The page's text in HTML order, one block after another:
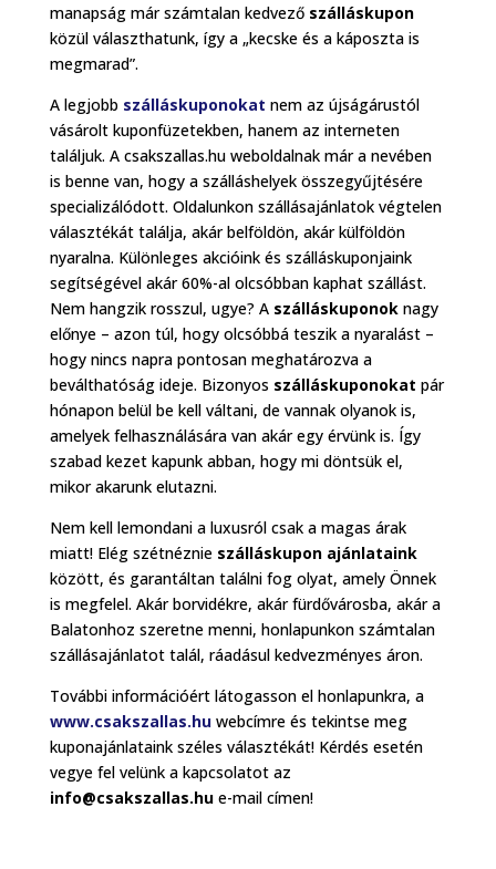
manapság már számtalan kedvező szálláskupon
közül választhatunk, így a „kecske és a káposzta is
megmarad”.
A legjobb szálláskuponokat nem az újságárustól
vásárolt kuponfüzetekben, hanem az interneten
találjuk. A csakszallas.hu weboldalnak már a nevében
is benne van, hogy a szálláshelyek összegyűjtésére
specializálódott. Oldalunkon szállásajánlatok végtelen
választékát találja, akár belföldön, akár külföldön
nyaralna. Különleges akcióink és szálláskuponjaink
segítségével akár 60%-al olcsóbban kaphat szállást.
Nem hangzik rosszul, ugye? A szálláskuponoknagy
előnye – azon túl, hogy olcsóbbá teszik a nyaralást –
hogy nincs napra pontosan meghatározva a
beválthatóság ideje. Bizonyos szálláskuponokat pár
hónapon belül be kell váltani, de vannak olyanok is,
amelyek felhasználására van akár egy érvünk is. Így
szabad kezet kapunk abban, hogy mi döntsük el,
mikor akarunk elutazni.
Nem kell lemondani a luxusról csak a magas árak
miatt! Elég szétnéznie szálláskupon ajánlataink
között, és garantáltan találni fog olyat, amely Önnek
is megfelel. Akár borvidékre, akár fürdővárosba, akár a
Balatonhoz szeretne menni, honlapunkon számtalan
szállásajánlatot talál, ráadásul kedvezményes áron.
További információért látogasson el honlapunkra, a
www.csakszallas.huwebcímre és tekintse meg
kuponajánlataink széles választékát! Kérdés esetén
vegye fel velünk a kapcsolatot az
info@csakszallas.hue-mail címen!